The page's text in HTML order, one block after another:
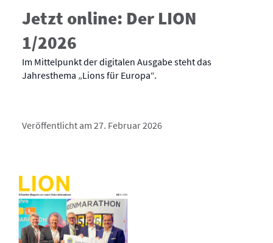
Jetzt online: Der LION
1/2026
Im Mittelpunkt der digitalen Ausgabe steht das
Jahresthema „Lions für Europa“.
Veröffentlicht am 27. Februar 2026